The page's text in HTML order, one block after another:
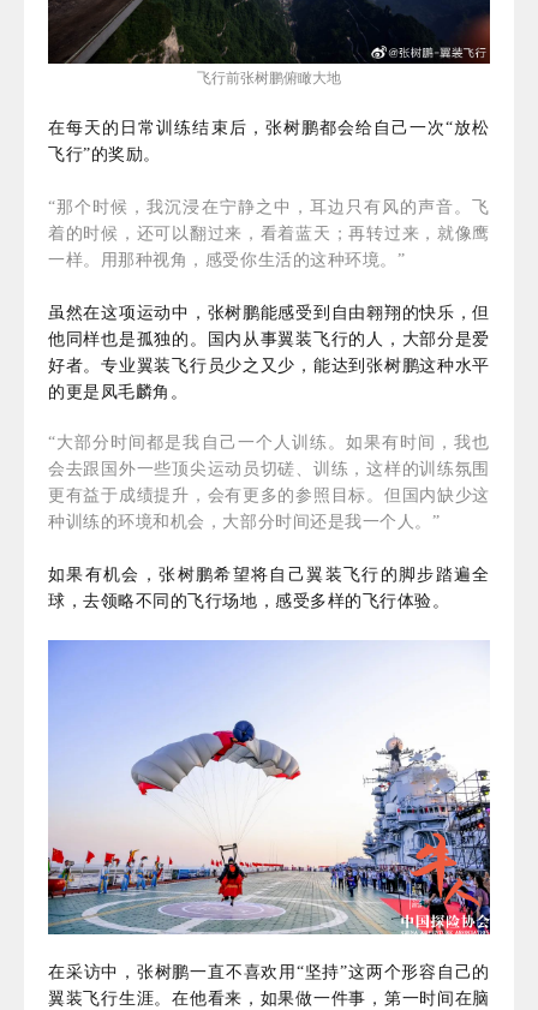
飞行前张树鹏俯瞰大地
在每天的日常训练结束后，张树鹏都会给自己一次“放松
飞行”的奖励。
“那个时候，我沉浸在宁静之中，耳边只有风的声音。飞
着的时候，还可以翻过来，看着蓝天；再转过来，就像鹰
一样。用那种视角，感受你生活的这种环境。”
虽然在这项运动中，张树鹏能感受到自由翱翔的快乐，但
他同样也是孤独的。国内从事翼装飞行的人，大部分是爱
好者。专业翼装飞行员少之又少，能达到张树鹏这种水平
的更是凤毛麟角。
“大部分时间都是我自己一个人训练。如果有时间，我也
会去跟国外一些顶尖运动员切磋、训练，这样的训练氛围
更有益于成绩提升，会有更多的参照目标。但国内缺少这
种训练的环境和机会，大部分时间还是我一个人。”
如果有机会，张树鹏希望将自己翼装飞行的脚步踏遍全
球，去领略不同的飞行场地，感受多样的飞行体验。
在采访中，张树鹏一直不喜欢用“坚持”这两个形容自己的
翼装飞行生涯。在他看来，如果做一件事，第一时间在脑